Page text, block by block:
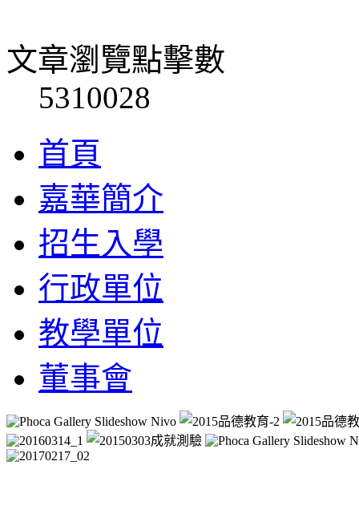
文章瀏覽點擊數
5310028
首頁
嘉華簡介
招生入學
行政單位
教學單位
董事會